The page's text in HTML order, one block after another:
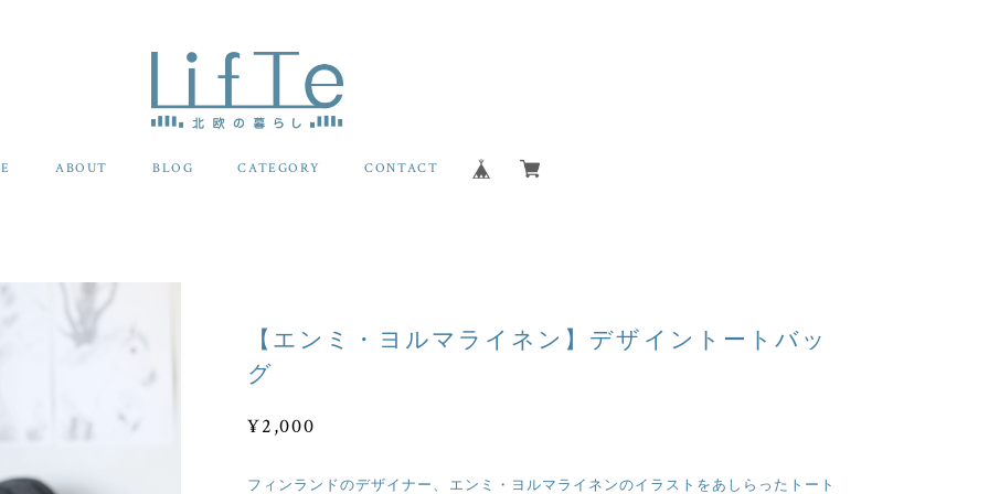
ABOUT BLOG CATEGORY CONTACT
【エンミ・ヨルマライネン】デザイントートバッ
グ
¥2,000
フィンランドのデザイナー、エンミ・ヨルマライネンのイラストをあしらったトート